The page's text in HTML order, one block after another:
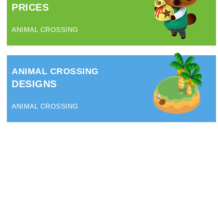
PRICES
ANIMAL CROSSING
ANIMAL CROSSING
DESIGNS
ANIMAL CROSSING